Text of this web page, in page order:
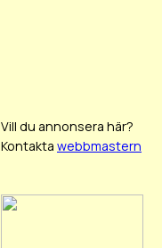
Vill du annonsera här?
Kontakta webbmastern